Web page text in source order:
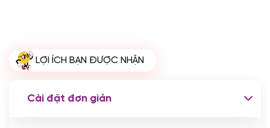
(+200.000 VND)
LỢI ÍCH BẠN ĐƯỢC NHẬN
Cài đặt đơn giản